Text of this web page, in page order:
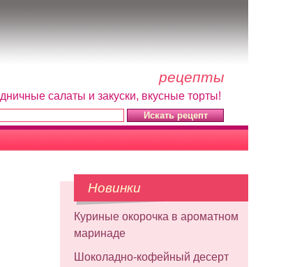
рецепты
салаты и закуски, вкусные торты!
Новинки
Куриные окорочка в ароматном
маринаде
Шоколадно-кофейный десерт